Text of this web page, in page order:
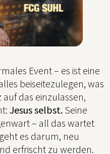
Event – es ist eine
beiseitezulegen, was
das einzulassen,
Jesus selbst. Seine
– all das wartet
es darum, neu
erfrischt zu werden.